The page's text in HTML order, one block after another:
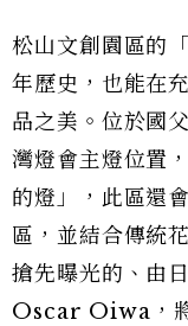
松山文創園區的
年歷史，也能在
品之美。位於國
灣燈會主燈位置
的燈」，此區還
區，並結合傳統
搶先曝光的、由
Oscar Oiwa，將